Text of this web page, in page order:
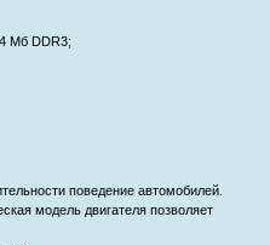
Мб DDR3;
поведение автомобилей.
модель двигателя позволяет